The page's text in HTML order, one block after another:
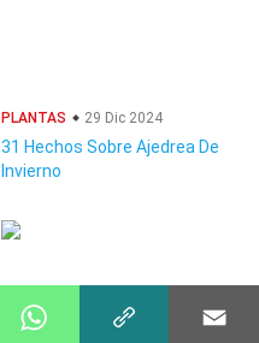
PLANTAS 29 Dic 2024
31 Hechos Sobre Ajedrea De
Invierno